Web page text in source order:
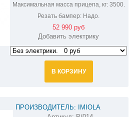
Максимальная масса прицепа, кг:3500.
Резать бампер: Надо.
52 990 руб
Добавить электрику
В КОРЗИНУ
ПРОИЗВОДИТЕЛЬ: IMIOLA